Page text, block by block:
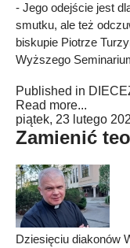
- Jego odejście jest
smutku, ale też
biskupie Piotrze
Wyższego
Published in
Read more...
piątek, 23 lutego
Zamienić
Dziesięciu diakonów